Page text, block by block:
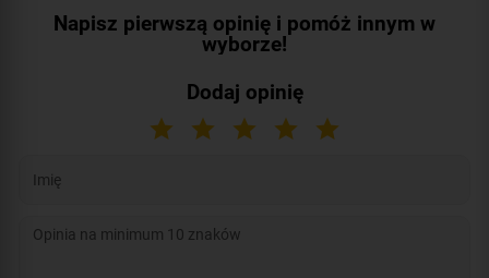
Napisz pierwszą opinię i pomóż innym w
wyborze!
Dodaj opinię